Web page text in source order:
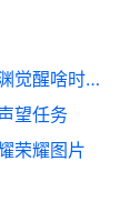
异界深渊觉醒啥子人物最牛 异界深渊觉醒啥时候出的
望任务
荣耀图片